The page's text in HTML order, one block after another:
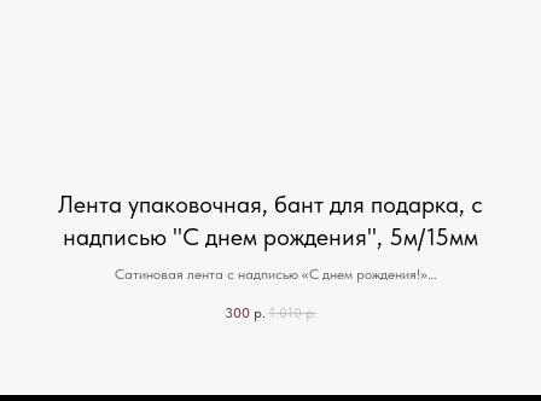
Лента упаковочная, бант для подарка, с
надписью "С днем рождения", 5м/15мм
Сатиновая лента с надписью «С днем рождения!»
ассортименте. В упаковке 1 моток ленты — 5м/15мм. Наши ленты говорят за
300 р. 1 010 р.